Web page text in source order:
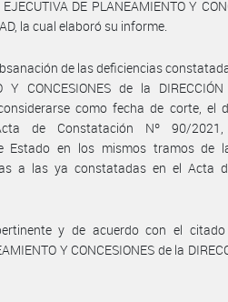
DE PLANEAMIENTO Y
la cual elaboró su informe.
de las deficiencias
Y CONCESIONES de la
como fecha de corte, el
de Constatación Nº 90/
Estado en los mismos tramos de
a las ya constatadas en el Acta
y de acuerdo con el
Y CONCESIONES de la